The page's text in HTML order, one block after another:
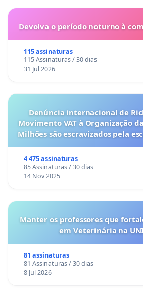
Devolva o período noturno à
115 assinaturas
115 Assinaturas / 30 dias
31 Jul 2026
Denúncia internacional de
Movimento VAT à Organização
Milhões são escravizados pela
4 475 assinaturas
85 Assinaturas / 30 dias
14 Nov 2025
Manter os professores que
em Veterinária na
81 assinaturas
81 Assinaturas / 30 dias
8 Jul 2026